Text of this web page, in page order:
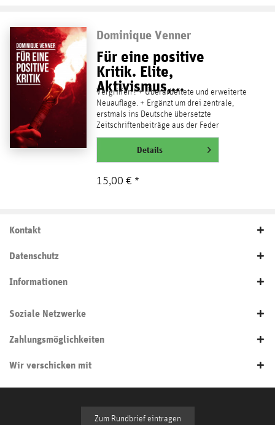
Dominique Venner
Für eine positive
Kritik. Elite,
Aktivismus,...
Vergriffen ! + Überarbeitete und erweiterte
Neuauflage. + Ergänzt um drei zentrale,
erstmals ins Deutsche übersetzte
Zeitschriftenbeiträge aus der Feder
Dominique Venners! +...
weiterlesenDetails
15,00 € *
Kontakt
Datenschutz
Informationen
Soziale Netzwerke
Zahlungsmöglichkeiten
Wir verschicken mit
Zum Rundbrief eintragen